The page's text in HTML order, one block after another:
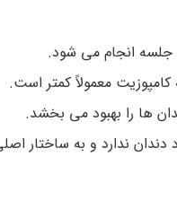
جلسه انجام می شود.
کامپوزیت معمولاً کمتر است.
ها را بهبود می بخشد.
دندان ندارد و به ساختار